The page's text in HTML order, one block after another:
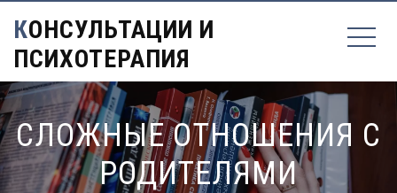
КОНСУЛЬТАЦИИ И
ПСИХОТЕРАПИЯ
СЛОЖНЫЕ ОТНОШЕНИЯ С
РОДИТЕЛЯМИ